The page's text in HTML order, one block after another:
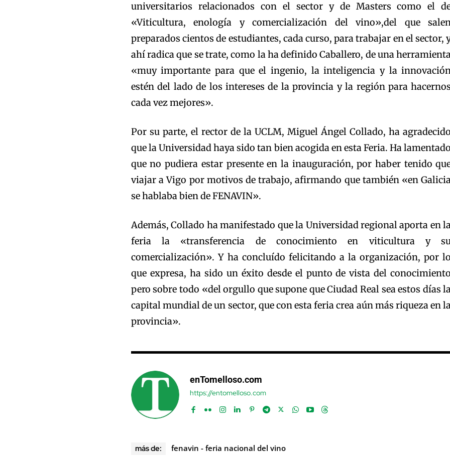
universitarios relacionados con el sector y de Masters como el
«Viticultura, enología y comercialización del vino»,del que
preparados cientos de estudiantes, cada curso, para trabajar en el sector,
ahí radica que se trate, como la ha definido Caballero, de una
«muy importante para que el ingenio, la inteligencia y la
estén del lado de los intereses de la provincia y la región para
cada vez mejores».
Por su parte, el rector de la UCLM, Miguel Ángel Collado, ha
que la Universidad haya sido tan bien acogida en esta Feria. Ha
que no pudiera estar presente en la inauguración, por haber tenido
viajar a Vigo por motivos de trabajo, afirmando que también «en
se hablaba bien de FENAVIN».
Además, Collado ha manifestado que la Universidad regional aporta en
feria la «transferencia de conocimiento en viticultura y
comercialización». Y ha concluído felicitando a la organización, por
que expresa, ha sido un éxito desde el punto de vista del
pero sobre todo «del orgullo que supone que Ciudad Real sea estos días
capital mundial de un sector, que con esta feria crea aún más riqueza en
provincia».
enTomelloso.com
https://entomelloso.com
más de: fenavin - feria nacional del vino